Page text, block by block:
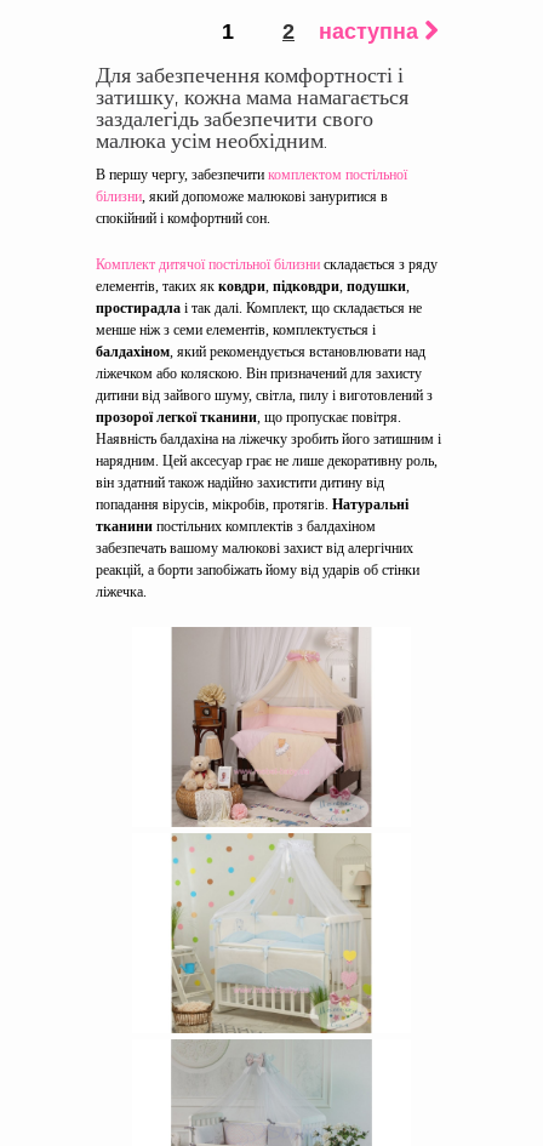
1 2 наступна
Для забезпечення комфортності і
затишку, кожна мама намагається
заздалегідь забезпечити свого
малюка усім необхідним.
В першу чергу, забезпечити комплектом постільної
білизни, який допоможе малюкові зануритися в
спокійний і комфортний сон.
Комплект дитячої постільної білизни складається з ряду
елементів, таких як ковдри, підковдри, подушки,
простирадла і так далі. Комплект, що складається не
менше ніж з семи елементів, комплектується і
балдахіном, який рекомендується встановлювати над
ліжечком або коляскою. Він призначений для захисту
дитини від зайвого шуму, світла, пилу і виготовлений з
прозорої легкої тканини, що пропускає повітря.
Наявність балдахіна на ліжечку зробить його затишним і
нарядним. Цей аксесуар грає не лише декоративну роль,
він здатний також надійно захистити дитину від
попадання вірусів, мікробів, протягів. Натуральні
тканини постільних комплектів з балдахіном
забезпечать вашому малюкові захист від алергічних
реакцій, а борти запобіжать йому від ударів об стінки
ліжечка.